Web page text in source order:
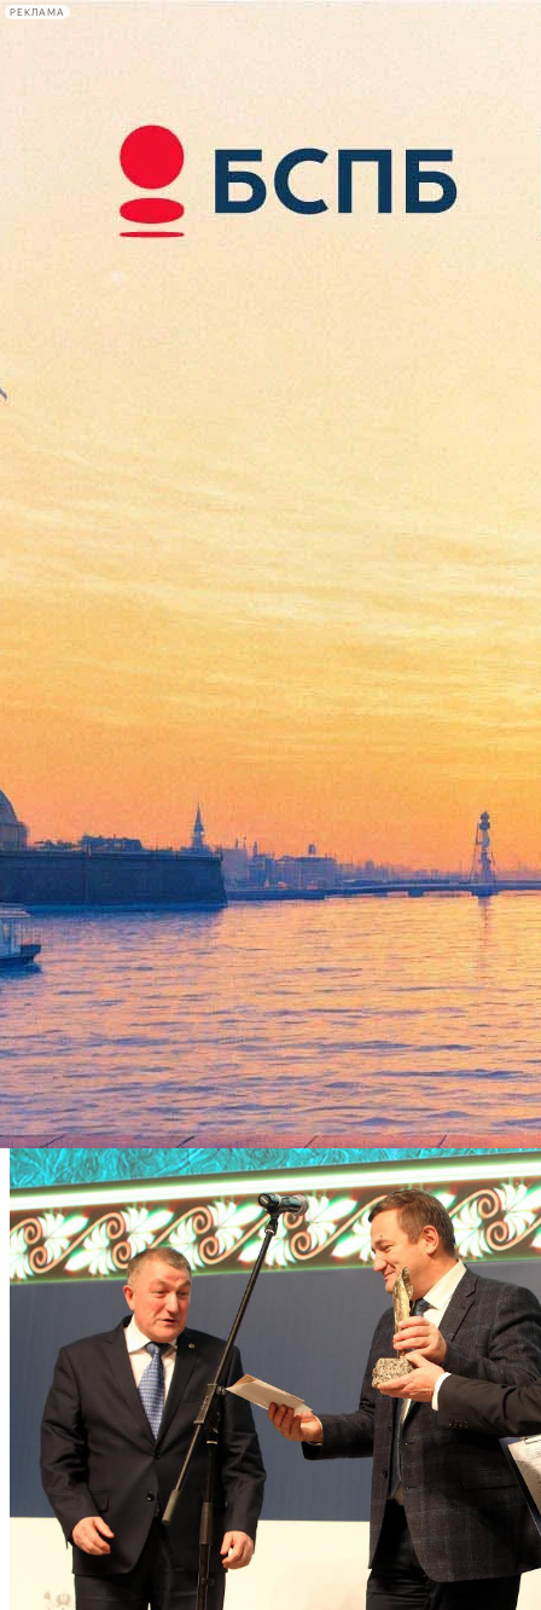
РЕКЛАМА
Сегодня:
2026.08.08
09:17
Афиша Plus
«Музейный Олимп» вручили
«Авроре»
04 декабря 2016, Версия для печати
В завершении Санкт-Петербургского международного форума
прошло вручение профессиональной премии в области
музейного дела «Музейный Олимп». По традиции, церемония
награждения прошла в музее-победителе премии прошлого
года в номинации «Музей года», а им был Государственный
Эрмитаж.
Судя по всему, в следующем году музейщикам свой праздник
доведется отмечать, как бы двусмысленно это ни прозвучало,
на «Авроре». Ведь именно этот филиал принес победу
Центральному военно-морскому музею в нынешнем году.
Причем как в главной номинации, «Музей года», так и при
выборе лауреата губернаторского приза Георгия Полтавченко.